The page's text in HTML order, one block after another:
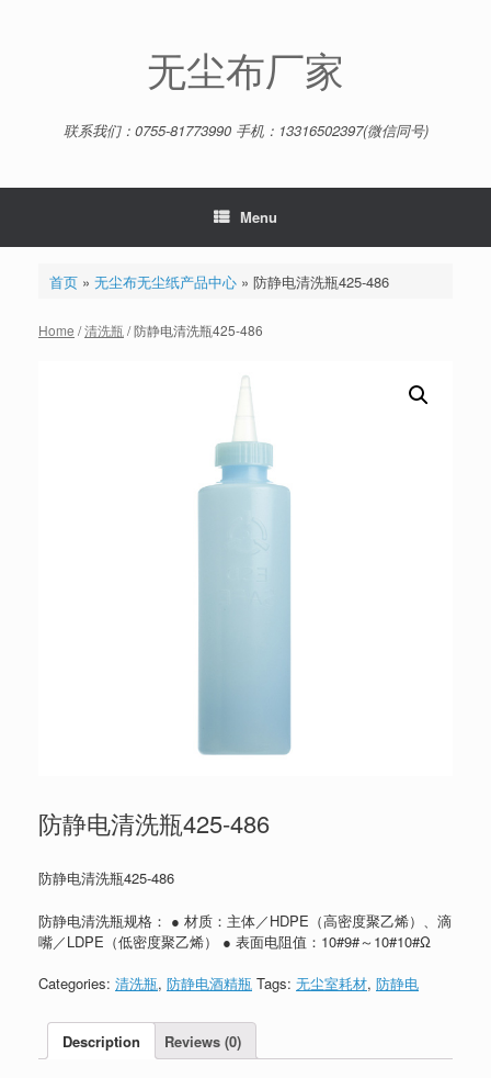
无尘布厂家
联系我们：0755-81773990 手机：13316502397(微信同号)
Menu
首页» 无尘布无尘纸产品中心» 防静电清洗瓶425-486
Home /清洗瓶 / 防静电清洗瓶425-486
防静电清洗瓶425-486
防静电清洗瓶425-486
防静电清洗瓶规格： ● 材质：主体／HDPE（高密度聚乙烯）、滴
嘴／LDPE（低密度聚乙烯） ● 表面电阻值：10#9#～10#10#Ω
Categories: 清洗瓶, 防静电酒精瓶 Tags: 无尘室耗材, 防静电
Description Reviews (0)